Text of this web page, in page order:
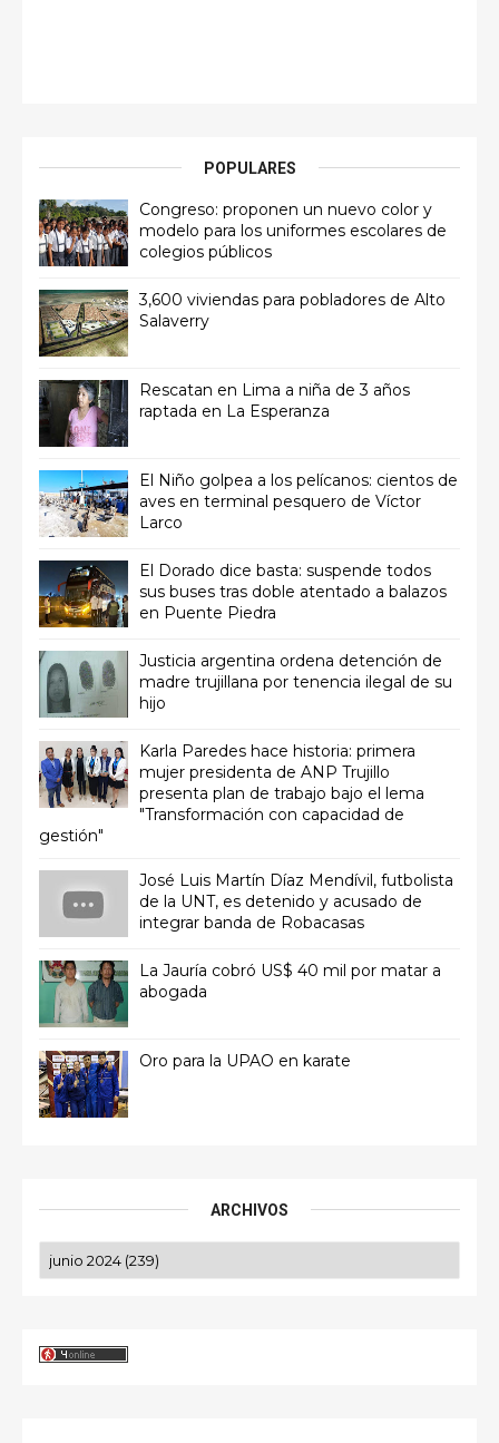
POPULARES
Congreso: proponen un nuevo color y
modelo para los uniformes escolares de
colegios públicos
3,600 viviendas para pobladores de Alto
Salaverry
Rescatan en Lima a niña de 3 años
raptada en La Esperanza
El Niño golpea a los pelícanos: cientos de
aves en terminal pesquero de Víctor
Larco
El Dorado dice basta: suspende todos
sus buses tras doble atentado a balazos
en Puente Piedra
Justicia argentina ordena detención de
madre trujillana por tenencia ilegal de su
hijo
Karla Paredes hace historia: primera
mujer presidenta de ANP Trujillo
presenta plan de trabajo bajo el lema
"Transformación con capacidad de
gestión"
José Luis Martín Díaz Mendívil, futbolista
de la UNT, es detenido y acusado de
integrar banda de Robacasas
La Jauría cobró US$ 40 mil por matar a
abogada
Oro para la UPAO en karate
ARCHIVOS